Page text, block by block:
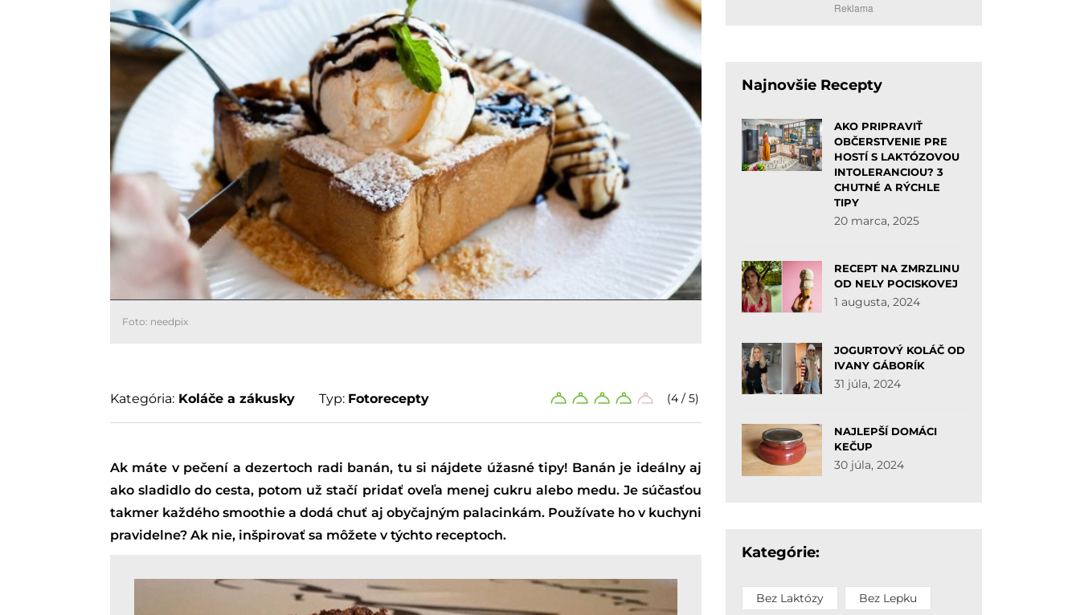
Foto: needpix
(4 / 5)
Kategória: Koláče a zákusky Typ: Fotorecepty
Ak máte v pečení a dezertoch radi banán, tu si nájdete úžasné tipy! Banán je ideálny aj
ako sladidlo do cesta, potom už stačí pridať oveľa menej cukru alebo medu. Je súčasťou
takmer každého smoothie a dodá chuť aj obyčajným palacinkám. Používate ho v kuchyni
pravidelne? Ak nie, inšpirovať sa môžete v týchto receptoch.
Reklama
Najnovšie Recepty
AKO PRIPRAVIŤ
OBČERSTVENIE PRE
HOSTÍ S LAKTÓZOVOU
INTOLERANCIOU? 3
CHUTNÉ A RÝCHLE
TIPY
20 marca, 2025
RECEPT NA ZMRZLINU
OD NELY POCISKOVEJ
1 augusta, 2024
JOGURTOVÝ KOLÁČ OD
IVANY GÁBORÍK
31 júla, 2024
NAJLEPŠÍ DOMÁCI
KEČUP
30 júla, 2024
Kategórie:
Bez Laktózy Bez Lepku